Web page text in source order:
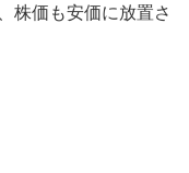
株価も安価に放置さ